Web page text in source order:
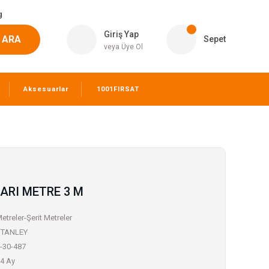
ARA Giriş Yap
veya Üye Ol
Sepet
Aksesuarlar 1001FIRSAT
METRE 3 M
Şerit Metreler
30-487
Ay